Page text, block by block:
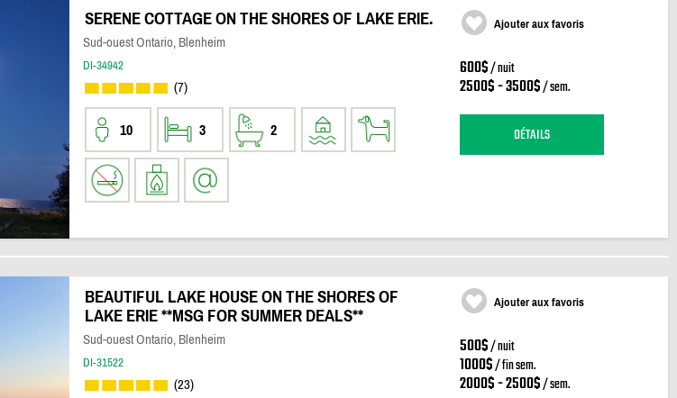
SERENE COTTAGE ON THE SHORES OF LAKE ERIE.
Sud-ouest Ontario, Blenheim
DI-34942
(7)
10 3 2
Ajouter aux favoris
600$/ nuit
2500$ - 3500$/ sem.
DÉTAILS
BEAUTIFUL LAKE HOUSE ON THE SHORES OF
LAKE ERIE **MSG FOR SUMMER DEALS**
Sud-ouest Ontario, Blenheim
DI-31522
(23)
Ajouter aux favoris
500$/ nuit
1000$/ fin sem.
2000$ - 2500$/ sem.